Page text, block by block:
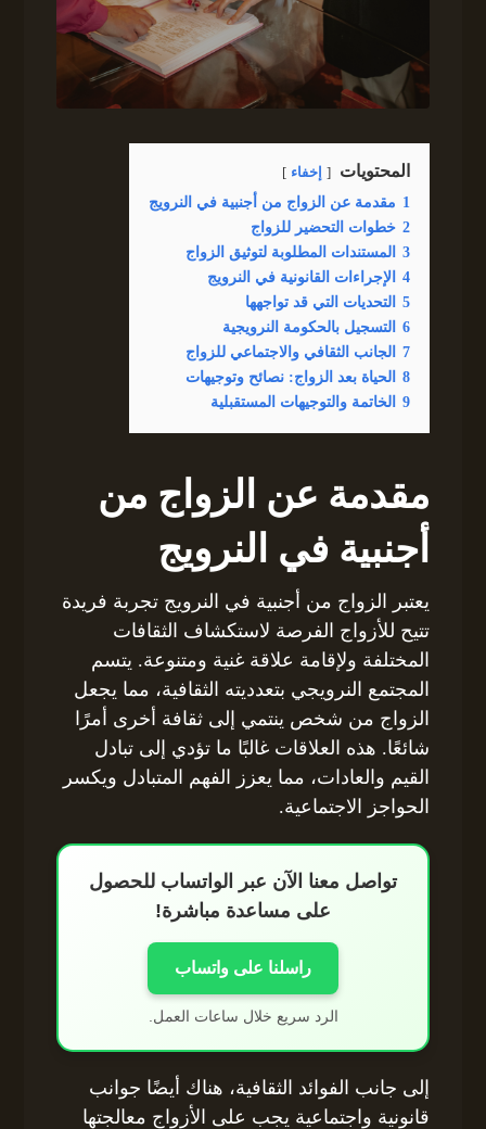
المحتويات إخفاء
1 مقدمة عن الزواج من أجنبية في النرويج
2 خطوات التحضير للزواج
3 المستندات المطلوبة لتوثيق الزواج
4 الإجراءات القانونية في النرويج
5 التحديات التي قد تواجهها
6 التسجيل بالحكومة النرويجية
7 الجانب الثقافي والاجتماعي للزواج
8 الحياة بعد الزواج: نصائح وتوجيهات
9 الخاتمة والتوجيهات المستقبلية
مقدمة عن الزواج من
أجنبية في النرويج
يعتبر الزواج من أجنبية في النرويج تجربة فريدة
تتيح للأزواج الفرصة لاستكشاف الثقافات
المختلفة ولإقامة علاقة غنية ومتنوعة. يتسم
المجتمع النرويجي بتعدديته الثقافية، مما يجعل
الزواج من شخص ينتمي إلى ثقافة أخرى أمرًا
شائعًا. هذه العلاقات غالبًا ما تؤدي إلى تبادل
القيم والعادات، مما يعزز الفهم المتبادل ويكسر
الحواجز الاجتماعية.
تواصل معنا الآن عبر الواتساب للحصول
على مساعدة مباشرة!
راسلنا على واتساب
الرد سريع خلال ساعات العمل.
إلى جانب الفوائد الثقافية، هناك أيضًا جوانب
قانونية واجتماعية يجب على الأزواج معالجتها